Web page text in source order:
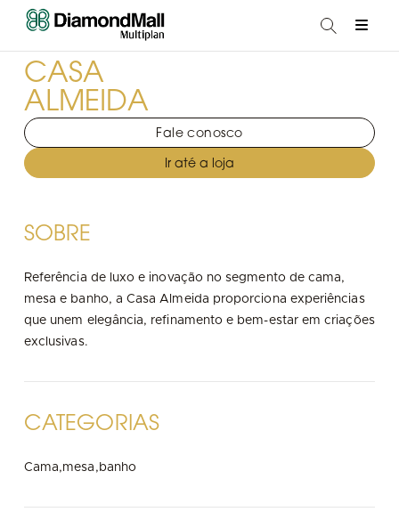
CASA
ALMEIDA
Fale conosco
Ir até a loja
SOBRE
Referência de luxo e inovação no segmento de cama,
mesa e banho, a Casa Almeida proporciona experiências
que unem elegância, refinamento e bem-estar em criações
exclusivas.
CATEGORIAS
Cama,mesa,banho